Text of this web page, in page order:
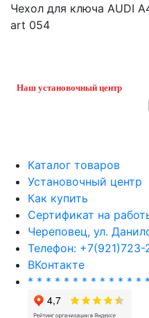
Чехол для ключа AUDI
art 054
Наш установочный центр
Каталог товаров
Установочный центр
Как купить
Сертификат на
Череповец, ул.
Телефон:
ВКонтакте
* * * * * * * * * * * * *